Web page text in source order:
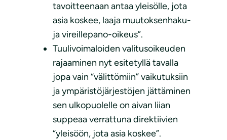
tavoitteenaan antaa yleisölle, jota
asia koskee, laaja muutoksenhaku-
ja vireillepano-oikeus”.
Tuulivoimaloiden valitusoikeuden
rajaaminen nyt esitetyllä tavalla
jopa vain “välittömiin” vaikutuksiin
ja ympäristöjärjestöjen jättäminen
sen ulkopuolelle on aivan liian
suppeaa verrattuna direktiivien
“yleisöön, jota asia koskee”.